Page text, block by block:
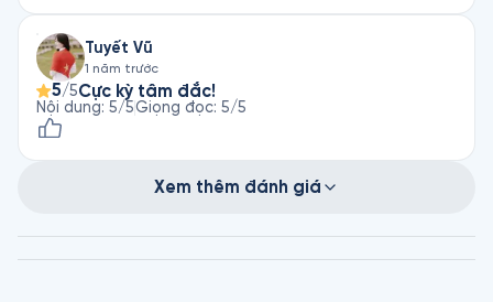
Tuyết Vũ
1 năm trước
5/5Cực kỳ tâm đắc!
Nội dung: 5/5Giọng đọc: 5/5
Xem thêm đánh giá